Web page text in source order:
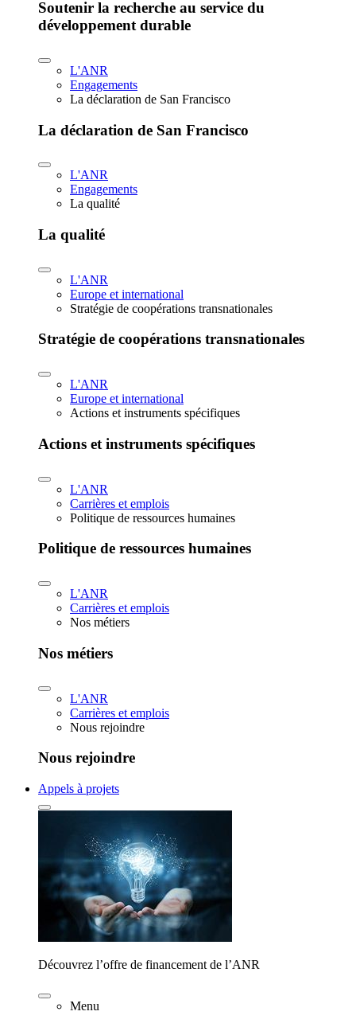
Soutenir la recherche au service du
développement durable
L'ANR
Engagements
La déclaration de San Francisco
La déclaration de San Francisco
L'ANR
Engagements
La qualité
La qualité
L'ANR
Europe et international
Stratégie de coopérations transnationales
Stratégie de coopérations transnationales
L'ANR
Europe et international
Actions et instruments spécifiques
Actions et instruments spécifiques
L'ANR
Carrières et emplois
Politique de ressources humaines
Politique de ressources humaines
L'ANR
Carrières et emplois
Nos métiers
Nos métiers
L'ANR
Carrières et emplois
Nous rejoindre
Nous rejoindre
Appels à projets
Découvrez l’offre de financement de l’ANR
Menu